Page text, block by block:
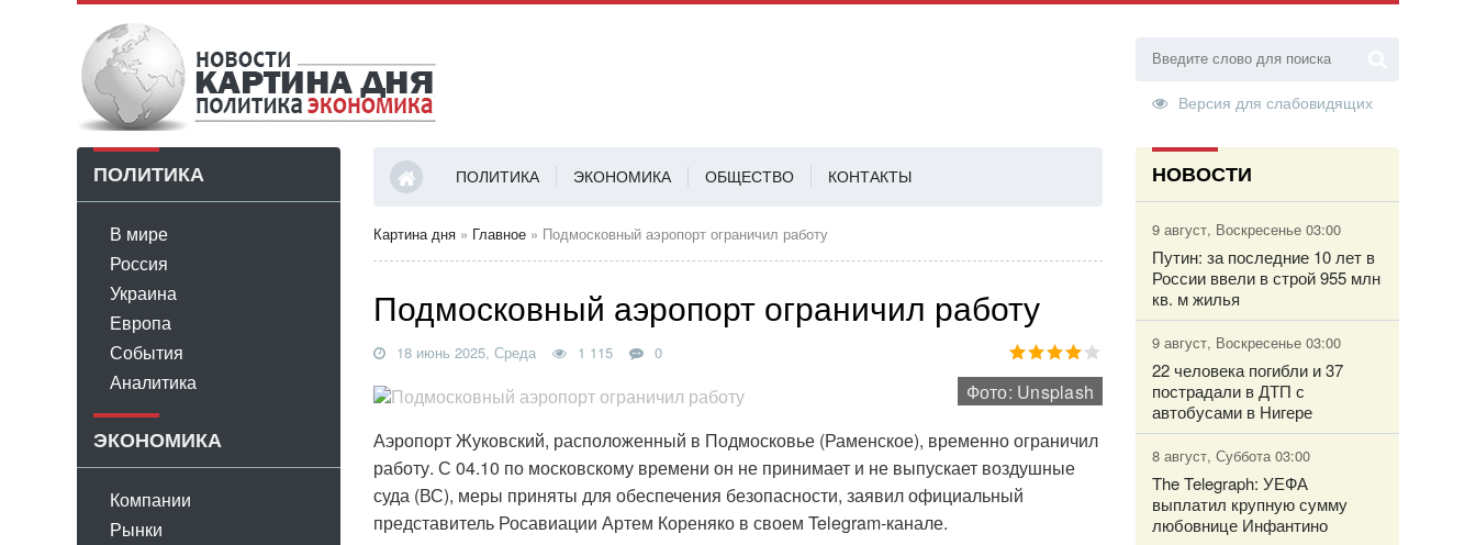
Версия для слабовидящих
ПОЛИТИКА
В мире
Россия
Украина
Европа
События
Аналитика
ЭКОНОМИКА
Компании
Рынки
ПОЛИТИКА ЭКОНОМИКА ОБЩЕСТВО КОНТАКТЫ
Картина дня » Главное » Подмосковный аэропорт ограничил работу
Подмосковный аэропорт ограничил работу
18 июнь 2025, Среда 1 115 0
Фото: Unsplash
Аэропорт Жуковский, расположенный в Подмосковье (Раменское), временно ограничил
работу. С 04.10 по московскому времени он не принимает и не выпускает воздушные
суда (ВС), меры приняты для обеспечения безопасности, заявил официальный
представитель Росавиации Артем Кореняко в своем Telegram-канале.
НОВОСТИ
9 август, Воскресенье 03:00
Путин: за последние 10 лет в
России ввели в строй 955 млн
кв. м жилья
9 август, Воскресенье 03:00
22 человека погибли и 37
пострадали в ДТП с
автобусами в Нигере
8 август, Суббота 03:00
The Telegraph: УЕФА
выплатил крупную сумму
любовнице Инфантино